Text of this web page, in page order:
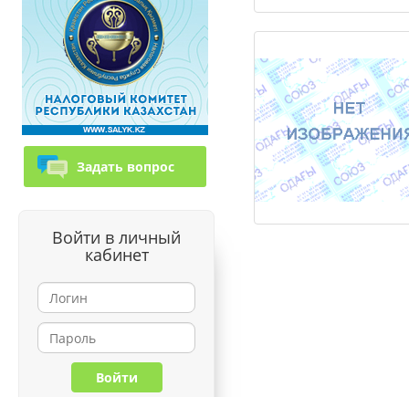
Задать вопрос
Войти в личный
кабинет